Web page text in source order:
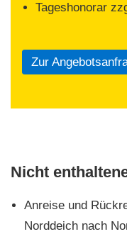
Tageshonorar
Zur
Nicht
Anreise und
Norddeich nach